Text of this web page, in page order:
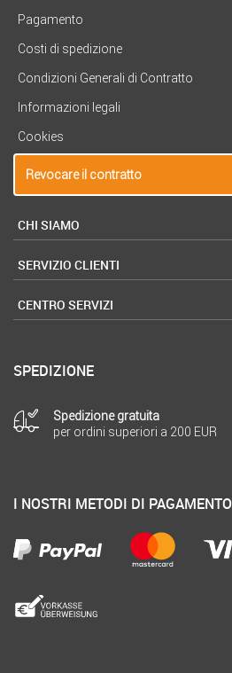
Pagamento
Costi di spedizione
Condizioni Generali di Contratto
Informazioni legali
Cookies
Revocare il contratto
CHI SIAMO
SERVIZIO CLIENTI
CENTRO SERVIZI
SPEDIZIONE
Spedizione gratuita
per ordini superiori a 200 EUR
I NOSTRI METODI DI PAGAMENTO